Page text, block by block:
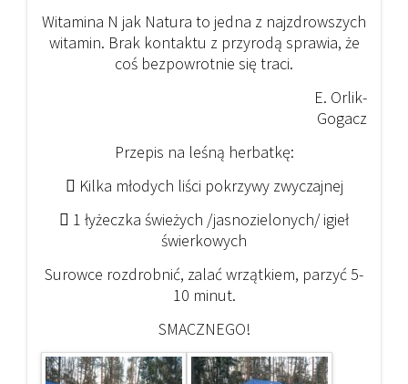
Witamina N jak Natura to jedna z najzdrowszych
witamin. Brak kontaktu z przyrodą sprawia, że
coś bezpowrotnie się traci.
E. Orlik-
Gogacz
Przepis na leśną herbatkę:
 Kilka młodych liści pokrzywy zwyczajnej
 1 łyżeczka świeżych /jasnozielonych/ igieł
świerkowych
Surowce rozdrobnić, zalać wrzątkiem, parzyć 5-
10 minut.
SMACZNEGO!